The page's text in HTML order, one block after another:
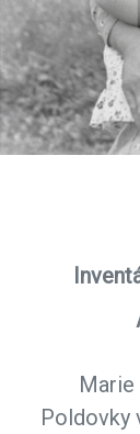
Marie
Poldovky